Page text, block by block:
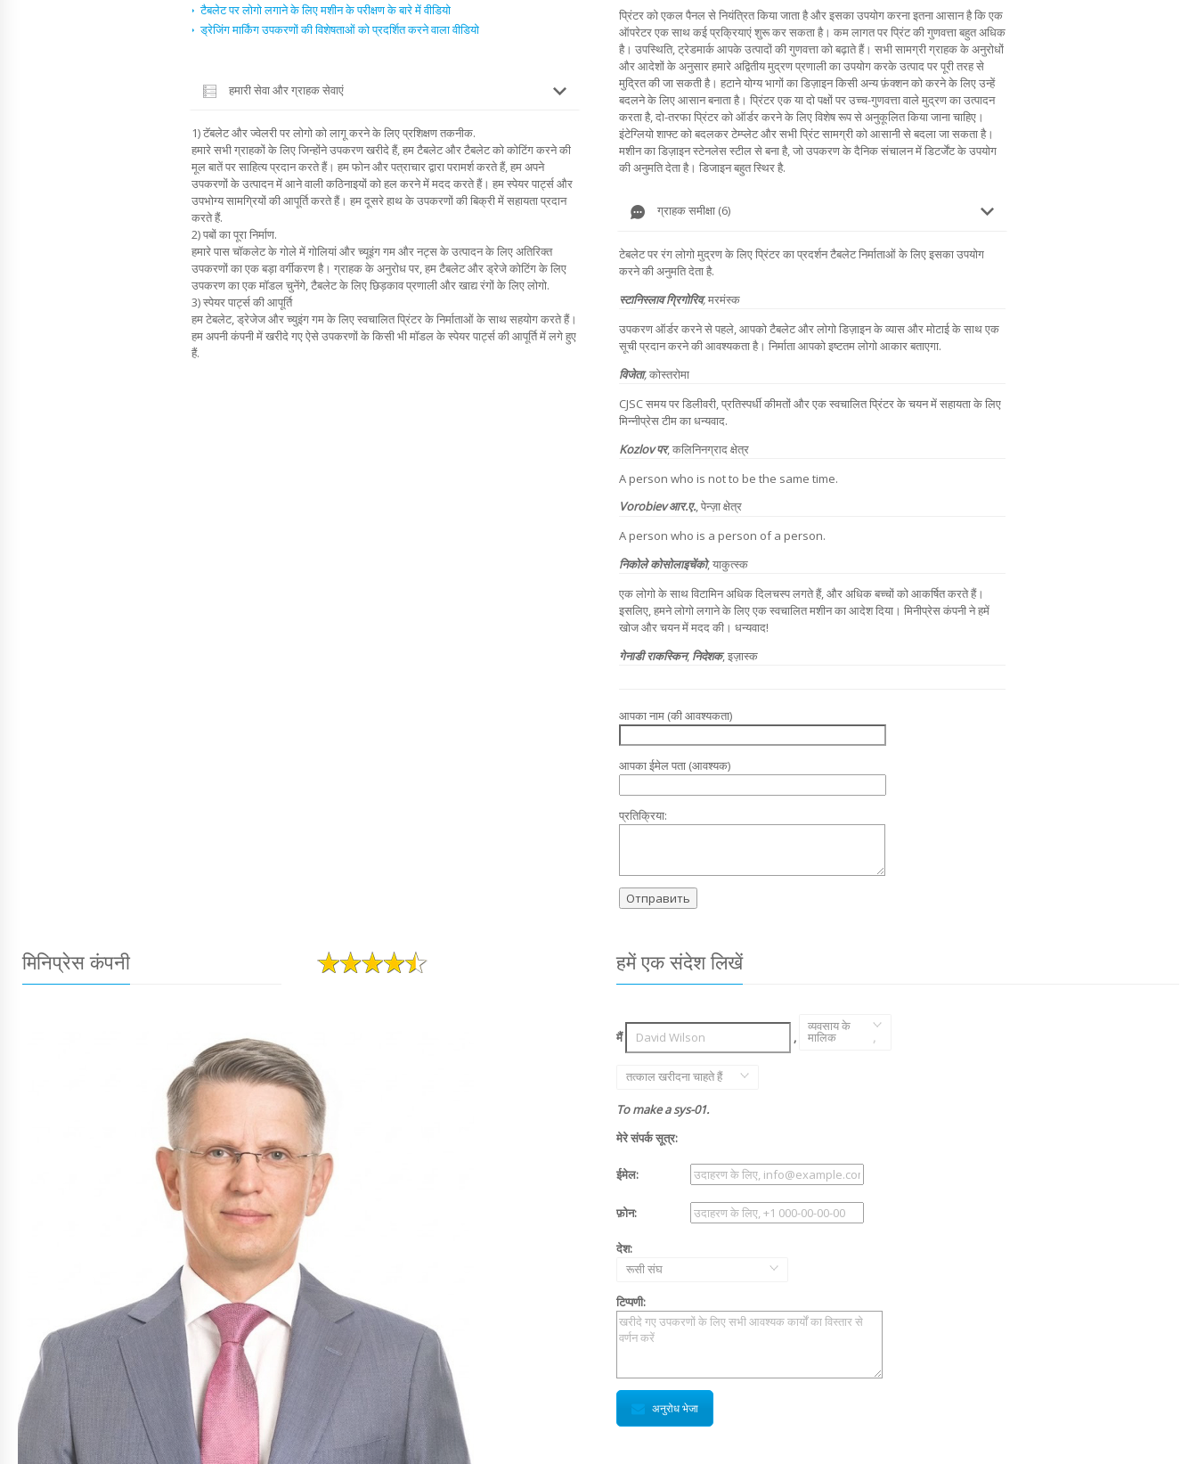
टैबलेट पर लोगो लगाने के लिए मशीन के परीक्षण के बारे में वीडियो
ड्रेजिंग मार्किंग उपकरणों की विशेषताओं को प्रदर्शित करने वाला वीडियो
हमारी सेवा और ग्राहक सेवाएं
1) टॅबलेट और ज्वेलरी पर लोगो को लागू करने के लिए प्रशिक्षण तकनीक.
हमारे सभी ग्राहकों के लिए जिन्होंने उपकरण खरीदे हैं, हम टैबलेट और टैबलेट को कोटिंग करने की
मूल बातें पर साहित्य प्रदान करते हैं। हम फोन और पत्राचार द्वारा परामर्श करते हैं, हम अपने
उपकरणों के उत्पादन में आने वाली कठिनाइयों को हल करने में मदद करते हैं। हम स्पेयर पार्ट्स और
उपभोग्य सामग्रियों की आपूर्ति करते हैं। हम दूसरे हाथ के उपकरणों की बिक्री में सहायता प्रदान
करते हैं.
2) पबों का पूरा निर्माण.
हमारे पास चॉकलेट के गोले में गोलियां और च्यूइंग गम और नट्स के उत्पादन के लिए अतिरिक्त
उपकरणों का एक बड़ा वर्गीकरण है। ग्राहक के अनुरोध पर, हम टैबलेट और ड्रेजे कोटिंग के लिए
उपकरण का एक मॉडल चुनेंगे, टैबलेट के लिए छिड़काव प्रणाली और खाद्य रंगों के लिए लोगो.
3) स्पेयर पार्ट्स की आपूर्ति
हम टेबलेट, ड्रेजेज और च्युइंग गम के लिए स्वचालित प्रिंटर के निर्माताओं के साथ सहयोग करते हैं।
हम अपनी कंपनी में खरीदे गए ऐसे उपकरणों के किसी भी मॉडल के स्पेयर पार्ट्स की आपूर्ति में लगे हुए
हैं.
प्रिंटर को एकल पैनल से नियंत्रित किया जाता है और इसका उपयोग करना इतना आसान है कि एक
ऑपरेटर एक साथ कई प्रक्रियाएं शुरू कर सकता है। कम लागत पर प्रिंट की गुणवत्ता बहुत अधिक
है। उपस्थिति, ट्रेडमार्क आपके उत्पादों की गुणवत्ता को बढ़ाते हैं। सभी सामग्री ग्राहक के अनुरोधों
और आदेशों के अनुसार हमारे अद्वितीय मुद्रण प्रणाली का उपयोग करके उत्पाद पर पूरी तरह से
मुद्रित की जा सकती है। हटाने योग्य भागों का डिज़ाइन किसी अन्य फ़ंक्शन को करने के लिए उन्हें
बदलने के लिए आसान बनाता है। प्रिंटर एक या दो पक्षों पर उच्च-गुणवत्ता वाले मुद्रण का उत्पादन
करता है, दो-तरफा प्रिंटर को ऑर्डर करने के लिए विशेष रूप से अनुकूलित किया जाना चाहिए।
इंटेग्लियो शाफ्ट को बदलकर टेम्प्लेट और सभी प्रिंट सामग्री को आसानी से बदला जा सकता है।
मशीन का डिज़ाइन स्टेनलेस स्टील से बना है, जो उपकरण के दैनिक संचालन में डिटर्जेंट के उपयोग
की अनुमति देता है। डिजाइन बहुत स्थिर है.
ग्राहक समीक्षा (6)
टेबलेट पर रंग लोगो मुद्रण के लिए प्रिंटर का प्रदर्शन टैबलेट निर्माताओं के लिए इसका उपयोग
करने की अनुमति देता है.
स्टानिस्लाव ग्रिगोरिव,मरमंस्क
उपकरण ऑर्डर करने से पहले, आपको टैबलेट और लोगो डिज़ाइन के व्यास और मोटाई के साथ एक
सूची प्रदान करने की आवश्यकता है। निर्माता आपको इष्टतम लोगो आकार बताएगा.
विजेता,कोस्तरोमा
CJSCसमय पर डिलीवरी, प्रतिस्पर्धी कीमतों और एक स्वचालित प्रिंटर के चयन में सहायता के लिए
मिन्नीप्रेस टीम का धन्यवाद.
Kozlovपर, कलिनिनग्राद क्षेत्र
A person who is not to be the same time.
Vorobievआर.ए.,पेन्ज़ा क्षेत्र
A person who is a person of a person.
निकोले कोसोलाइचेंको, याकुत्स्क
एक लोगो के साथ विटामिन अधिक दिलचस्प लगते हैं, और अधिक बच्चों को आकर्षित करते हैं।
इसलिए, हमने लोगो लगाने के लिए एक स्वचालित मशीन का आदेश दिया। मिनीप्रेस कंपनी ने हमें
खोज और चयन में मदद की। धन्यवाद!
गेनाडी राकस्किन, निदेशक, इज़ास्क
आपका नाम (की आवश्यकता)
आपका ईमेल पता (आवश्यक)
प्रतिक्रिया:
मिनिप्रेस कंपनी हमें एक संदेश लिखें
मैं ,
व्यवसाय के
मालिक ,
तत्काल खरीदना चाहते हैं
To make a sys-01.
मेरे संपर्क सूत्र:
ईमेल:
फ़ोन:
देश:
रूसी संघ
टिप्पणी:
अनुरोध भेजा